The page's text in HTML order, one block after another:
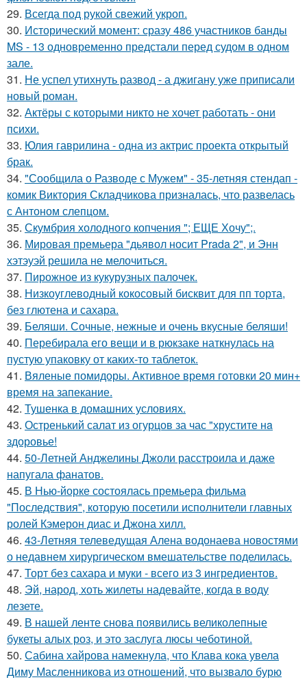
29. Всегда под рукой свежий укроп.
30. Исторический момент: сразу 486 участников банды
MS - 13 одновременно предстали перед судом в одном
зале.
31. Не успел утихнуть развод - а джигану уже приписали
новый роман.
32. Актёры с которыми никто не хочет работать - они
психи.
33. Юлия гаврилина - одна из актрис проекта открытый
брак.
34. "Сообщила о Разводе с Мужем" - 35-летняя стендап -
комик Виктория Складчикова призналась, что развелась
с Антоном слепцом.
35. Скумбрия холодного копчения "; ЕЩЕ Хочу";.
36. Мировая премьера "дьявол носит Prada 2", и Энн
хэтэуэй решила не мелочиться.
37. Пирожное из кукурузных палочек.
38. Низкоуглеводный кокосовый бисквит для пп торта,
без глютена и сахара.
39. Беляши. Сочные, нежные и очень вкусные беляши!
40. Перебирала его вещи и в рюкзаке наткнулась на
пустую упаковку от каких-то таблеток.
41. Вяленые помидоры. Активное время готовки 20 мин+
время на запекание.
42. Тушенка в домашних условиях.
43. Остренький салат из огурцов за час "хрустите нa
здоровье!
44. 50-Летней Анджелины Джоли расстроила и даже
напугала фанатов.
45. В Нью-йорке состоялась премьера фильма
"Последствия", которую посетили исполнители главных
ролей Кэмерон диас и Джона хилл.
46. 43-Летняя телеведущая Алена водонаева новостями
о недавнем хирургическом вмешательстве поделилась.
47. Торт без сахара и муки - всего из 3 ингредиентов.
48. Эй, народ, хоть жилеты надевайте, когда в воду
лезете.
49. В нашей ленте снова появились великолепные
букеты алых роз, и это заслуга люсы чеботиной.
50. Сабина хайрова намекнула, что Клава кока увела
Диму Масленникова из отношений, что вызвало бурю